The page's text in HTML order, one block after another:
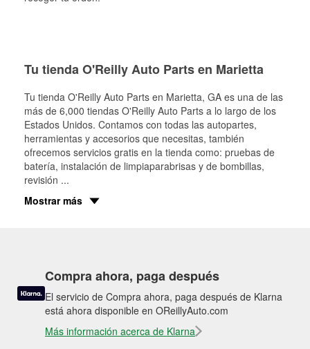
Tu tienda O'Reilly Auto Parts en Marietta
Tu tienda O'Reilly Auto Parts en Marietta, GA es una de las
más de 6,000 tiendas O'Reilly Auto Parts a lo largo de los
Estados Unidos. Contamos con todas las autopartes,
herramientas y accesorios que necesitas, también
ofrecemos servicios gratis en la tienda como: pruebas de
batería, instalación de limpiaparabrisas y de bombillas,
revisión ...
Mostrar más
Compra ahora, paga después
El servicio de Compra ahora, paga después de Klarna
está ahora disponible en OReillyAuto.com
Más información acerca de Klarna